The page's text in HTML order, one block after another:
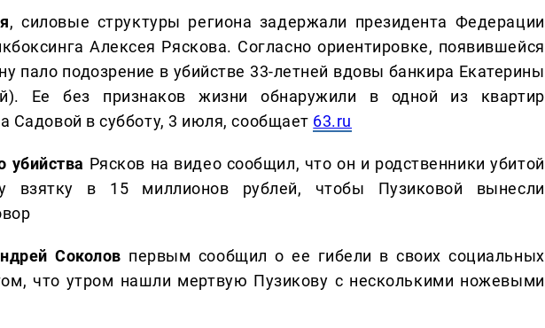
, силовые структуры региона задержали президента Федерации
Алексея Ряскова. Согласно ориентировке, появившейся
пало подозрение в убийстве 33-летней вдовы банкира Екатерины
Ее без признаков жизни обнаружили в одной из квартир
Садовой в субботу, 3 июля, сообщает 63.ru
убийства Рясков на видео сообщил, что он и родственники убитой
взятку в 15 миллионов рублей, чтобы Пузиковой вынесли
Соколов первым сообщил о ее гибели в своих социальных
что утром нашли мертвую Пузикову с несколькими ножевыми